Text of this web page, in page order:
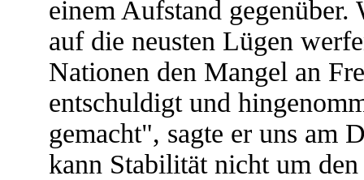
einem Aufstand
auf die neusten Lügen
Nationen den Mangel an
entschuldigt und
gemacht", sagte er uns am
kann Stabilität nicht um